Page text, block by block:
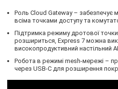
Роль Cloud Gateway – забезпечує
всіма точками доступу та
Підтримка режиму дротової
розшириться, Express 7 можна
високопродуктивний настільний
Робота в режимі mesh-мережі –
через USB-C для розширення